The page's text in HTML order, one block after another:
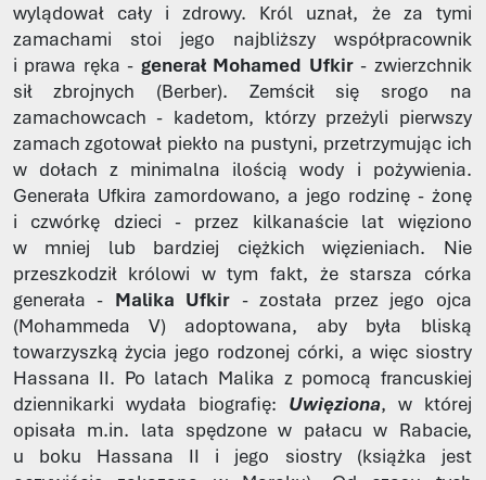
wylądował cały i zdrowy. Król uznał, że za tymi
zamachami stoi jego najbliższy współpracownik
i prawa ręka - generał Mohamed Ufkir- zwierzchnik
sił zbrojnych (Berber). Zemścił się srogo na
zamachowcach - kadetom, którzy przeżyli pierwszy
zamach zgotował piekło na pustyni, przetrzymując ich
w dołach z minimalna ilością wody i pożywienia.
Generała Ufkira zamordowano, a jego rodzinę - żonę
i czwórkę dzieci - przez kilkanaście lat więziono
w mniej lub bardziej ciężkich więzieniach. Nie
przeszkodził królowi w tym fakt, że starsza córka
generała - Malika Ufkir - została przez jego ojca
(Mohammeda V) adoptowana, aby była bliską
towarzyszką życia jego rodzonej córki, a więc siostry
Hassana II. Po latach Malika z pomocą francuskiej
dziennikarki wydała biografię: Uwięziona, w której
opisała m.in. lata spędzone w pałacu w Rabacie,
u boku Hassana II i jego siostry (książka jest